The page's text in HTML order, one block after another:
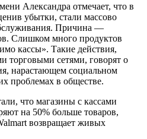
Александра отмечает, что в
убытки, стали массово
Причина —
Слишком много продуктов
кассы». Такие действия,
торговыми сетями, говорят о
нарастающем социальном
проблемах в обществе.
что магазины с кассами
на 50% больше товаров,
возвращает живых